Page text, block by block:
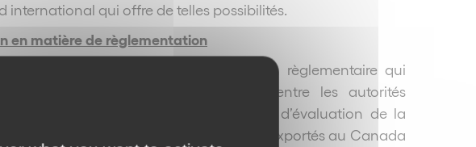
qui offre de telles possibilités.
en matière de règlementation
d’un forum en matière de coopération règlementaire qui
volontaire d’échange d’informations entre les autorités
et du Canada. Ainsi un organisme d’évaluation de la
des produits de l’Union destinés à être exportés au Canada